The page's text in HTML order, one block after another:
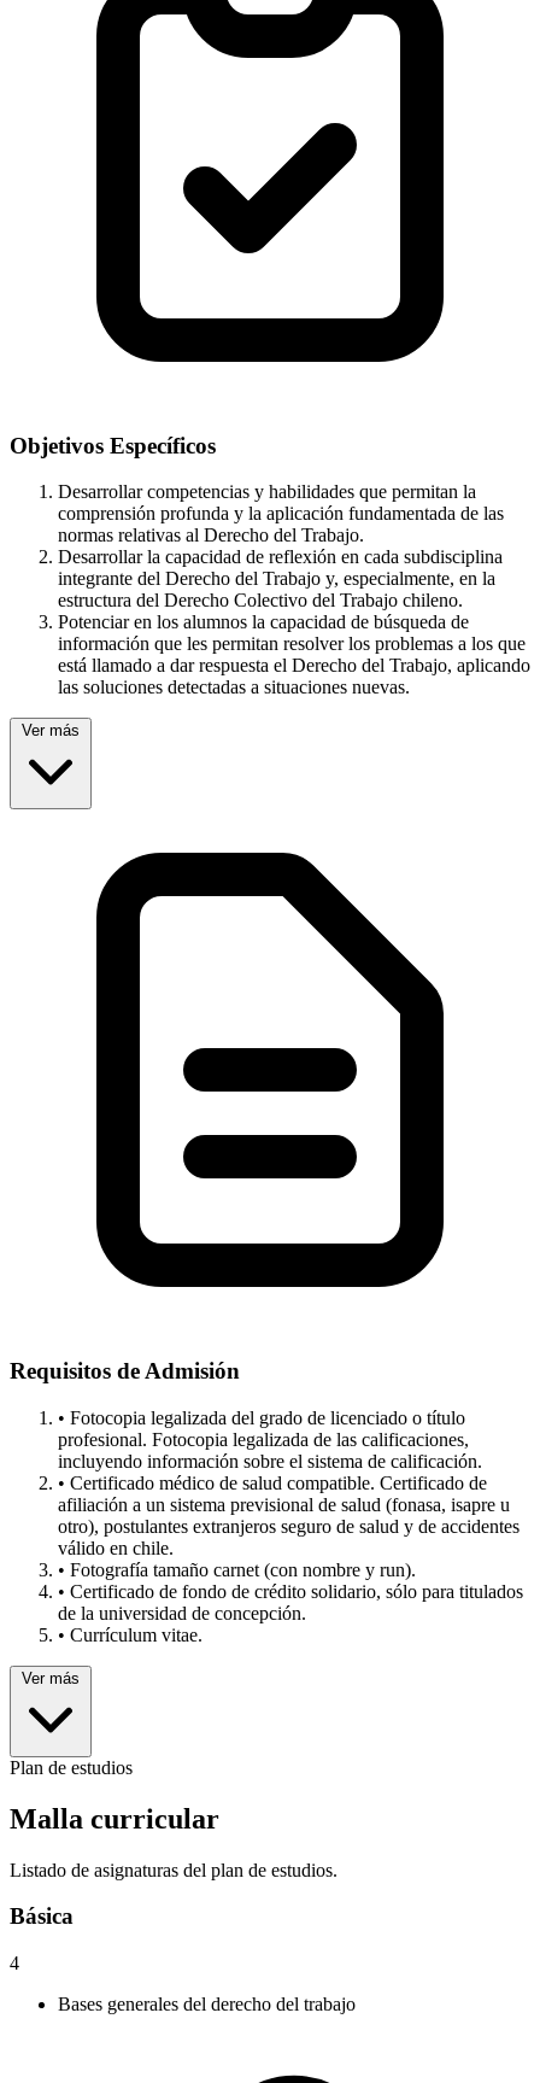
Objetivos Específicos
Desarrollar competencias y habilidades que permitan la
comprensión profunda y la aplicación fundamentada de las
normas relativas al Derecho del Trabajo.
Desarrollar la capacidad de reflexión en cada subdisciplina
integrante del Derecho del Trabajo y, especialmente, en la
estructura del Derecho Colectivo del Trabajo chileno.
Potenciar en los alumnos la capacidad de búsqueda de
información que les permitan resolver los problemas a los que
está llamado a dar respuesta el Derecho del Trabajo, aplicando
las soluciones detectadas a situaciones nuevas.
Ver más
Requisitos de Admisión
• Fotocopia legalizada del grado de licenciado o título
profesional. Fotocopia legalizada de las calificaciones,
incluyendo información sobre el sistema de calificación.
• Certificado médico de salud compatible. Certificado de
afiliación a un sistema previsional de salud (fonasa, isapre u
otro), postulantes extranjeros seguro de salud y de accidentes
válido en chile.
• Fotografía tamaño carnet (con nombre y run).
• Certificado de fondo de crédito solidario, sólo para titulados
de la universidad de concepción.
• Currículum vitae.
Ver más
Plan de estudios
Malla curricular
Listado de asignaturas del plan de estudios.
Básica
4
Bases generales del derecho del trabajo